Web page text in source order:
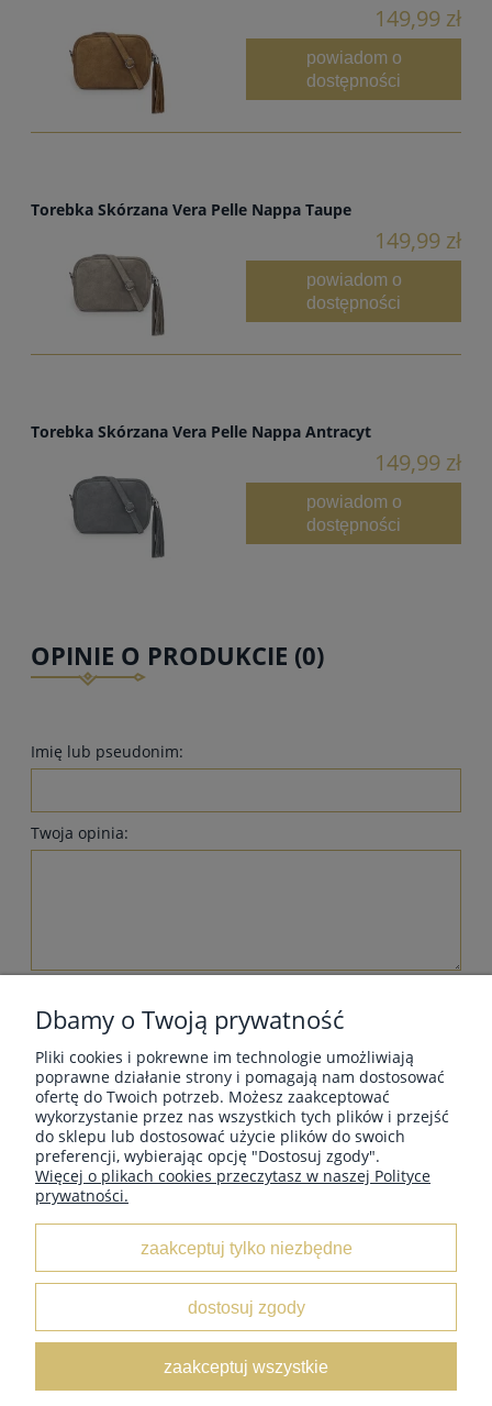
149,99 zł
powiadom o
dostępności
Torebka Skórzana Vera Pelle Nappa Taupe
149,99 zł
powiadom o
dostępności
Torebka Skórzana Vera Pelle Nappa Antracyt
149,99 zł
powiadom o
dostępności
OPINIE O PRODUKCIE (0)
Imię lub pseudonim:
Twoja opinia:
MOJE KONTO
O NAS
Wólka Kosowska /NIP:5222833654 /Tel:
mail:sklep@leatherbox.pl
Dbamy o Twoją prywatność
Pliki cookies i pokrewne im technologie umożliwiają
poprawne działanie strony i pomagają nam dostosować
ofertę do Twoich potrzeb. Możesz zaakceptować
wykorzystanie przez nas wszystkich tych plików i przejść
do sklepu lub dostosować użycie plików do swoich
preferencji, wybierając opcję "Dostosuj zgody".
Więcej o plikach cookies przeczytasz w naszej Polityce
prywatności.
zaakceptuj tylko niezbędne
dostosuj zgody
zaakceptuj wszystkie